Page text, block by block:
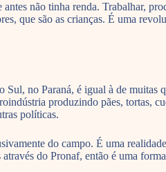
não tinha renda. Trabalhar,
que são as crianças. É uma
no Paraná, é igual à de
produzindo pães, tortas,
políticas.
do campo. É uma
do Pronaf, então é uma